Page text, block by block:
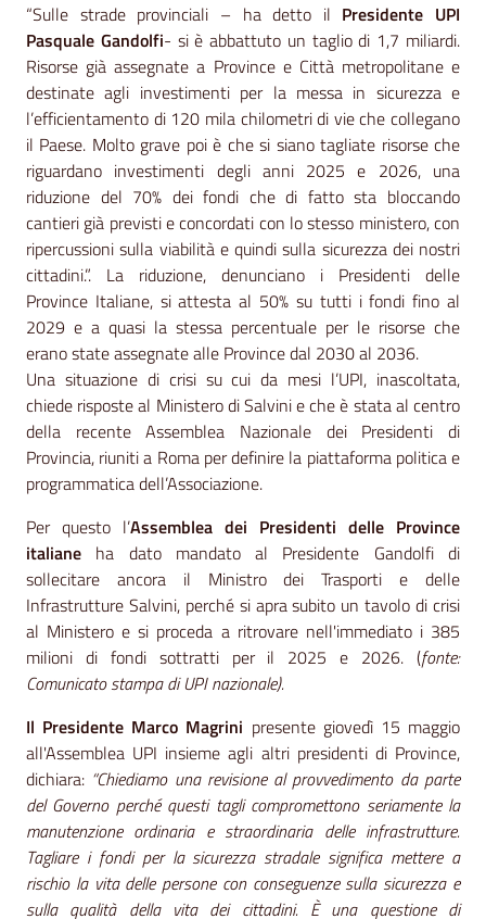
“Sulle strade provinciali – ha detto il Presidente UPI
Pasquale Gandolfi- si è abbattuto un taglio di 1,7 miliardi.
Risorse già assegnate a Province e Città metropolitane e
destinate agli investimenti per la messa in sicurezza e
l’efficientamento di 120 mila chilometri di vie che collegano
il Paese. Molto grave poi è che si siano tagliate risorse che
riguardano investimenti degli anni 2025 e 2026, una
riduzione del 70% dei fondi che di fatto sta bloccando
cantieri già previsti e concordati con lo stesso ministero, con
ripercussioni sulla viabilità e quindi sulla sicurezza dei nostri
cittadini.”. La riduzione, denunciano i Presidenti delle
Province Italiane, si attesta al 50% su tutti i fondi fino al
2029 e a quasi la stessa percentuale per le risorse che
erano state assegnate alle Province dal 2030 al 2036.
Una situazione di crisi su cui da mesi l’UPI, inascoltata,
chiede risposte al Ministero di Salvini e che è stata al centro
della recente Assemblea Nazionale dei Presidenti di
Provincia, riuniti a Roma per definire la piattaforma politica e
programmatica dell’Associazione.
Per questo l’Assemblea dei Presidenti delle Province
italiane ha dato mandato al Presidente Gandolfi di
sollecitare ancora il Ministro dei Trasporti e delle
Infrastrutture Salvini, perché si apra subito un tavolo di crisi
al Ministero e si proceda a ritrovare nell'immediato i 385
milioni di fondi sottratti per il 2025 e 2026. (fonte:
Comunicato stampa di UPI nazionale).
Il Presidente Marco Magrini presente giovedì 15 maggio
all'Assemblea UPI insieme agli altri presidenti di Province,
dichiara: “Chiediamo una revisione al provvedimento da parte
del Governo perché questi tagli compromettono seriamente la
manutenzione ordinaria e straordinaria delle infrastrutture.
Tagliare i fondi per la sicurezza stradale significa mettere a
rischio la vita delle persone con conseguenze sulla sicurezza e
sulla qualità della vita dei cittadini. È una questione di